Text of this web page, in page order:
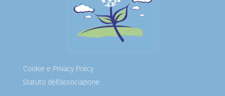
Cookie e Privacy Policy
Statuto dell’associazione